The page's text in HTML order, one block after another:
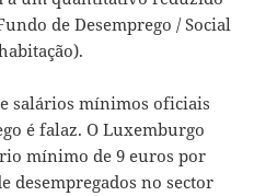
de Desemprego / Social
salários mínimos oficiais
é falaz. O Luxemburgo
mínimo de 9 euros por
desempregados no sector